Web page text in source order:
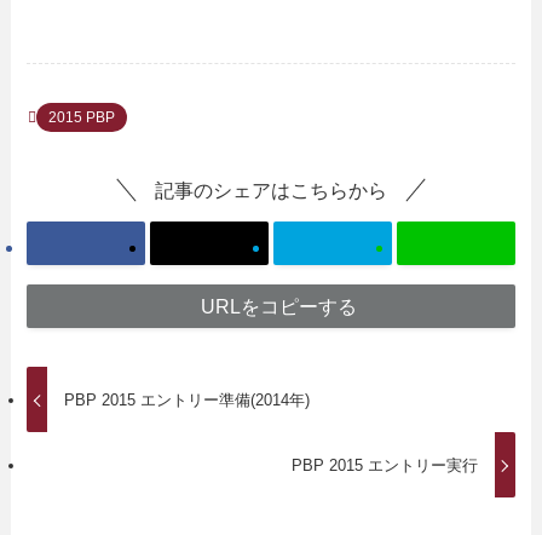
2015 PBP
記事のシェアはこちらから
URLをコピーする
PBP 2015 エントリー準備(2014年)
PBP 2015 エントリー実行